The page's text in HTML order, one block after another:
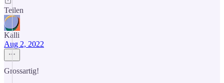
Teilen
Kalli
Aug 2, 2022
Grossartig!